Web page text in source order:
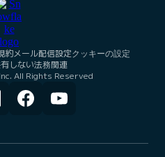
約メール配信設定クッキーの設定
しない法務関連
All Rights Reserved